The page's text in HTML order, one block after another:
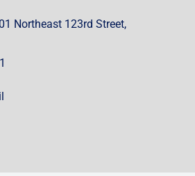
Northeast 123rd Street,